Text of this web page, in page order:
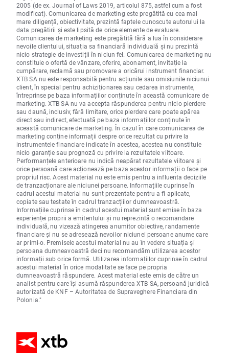
2005 (de ex. Journal of Laws 2019, articolul 875, astfel cum a fost
modificat). Comunicarea de marketing este pregătită cu cea mai
mare diligență, obiectivitate, prezintă faptele cunoscute autorului la
data pregătirii și este lipsită de orice elemente de evaluare.
Comunicarea de marketing este pregătită fără a lua în considerare
nevoile clientului, situația sa financiară individuală și nu prezintă
nicio strategie de investiții în niciun fel. Comunicarea de marketing nu
constituie o ofertă de vânzare, oferire, abonament, invitație la
cumpărare, reclamă sau promovare a oricărui instrument financiar.
XTB SA nu este responsabilă pentru acțiunile sau omisiunile niciunui
client, în special pentru achiziționarea sau cedarea instrumente,
întreprinse pe baza informațiilor conținute în această comunicare de
marketing. XTB SA nu va accepta răspunderea pentru nicio pierdere
sau daună, inclusiv, fără limitare, orice pierdere care poate apărea
direct sau indirect, efectuată pe baza informațiilor conținute în
această comunicare de marketing. În cazul în care comunicarea de
marketing conține informații despre orice rezultat cu privire la
instrumentele financiare indicate în acestea, acestea nu constituie
nicio garanție sau prognoză cu privire la rezultatele viitoare.
Performanțele anterioare nu indică neapărat rezultatele viitoare și
orice persoană care acționează pe baza acestor informații o face pe
propriul risc. Acest material nu este emis pentru a influenta deciziile
de tranzacționare ale niciunei persoane. Informațiile cuprinse în
cadrul acestui material nu sunt prezentate pentru a fi aplicate,
copiate sau testate în cadrul tranzacțiilor dumneavoastră.
Informațiile cuprinse în cadrul acestui material sunt emise în baza
experienței proprii a emitentului și nu reprezintă o recomandare
individuală, nu vizează atingerea anumitor obiective, randamente
financiare și nu se adresează nevoilor niciunei persoane anume care
ar primi-o. Premisele acestui material nu au în vedere situația și
persoana dumneavoastră deci nu recomandăm utilizarea acestor
informații sub orice formă. Utilizarea informațiilor cuprinse în cadrul
acestui material în orice modalitate se face pe propria
dumneavoastră răspundere. Acest material este emis de către un
analist pentru care își asumă răspunderea XTB SA, persoană juridică
autorizată de KNF – Autoritatea de Supraveghere Financiara din
Polonia."